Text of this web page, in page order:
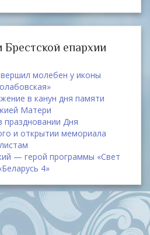
Брестской епархии
молебен у иконы
в канун дня памяти
Матери
праздновании Дня
и открытии мемориала
— герой программы «Свет
4»